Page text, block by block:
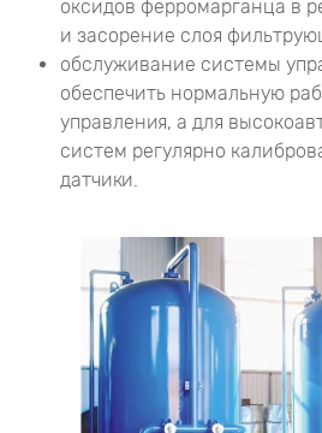
оксидов ферромарганца в
и засорение слоя
обслуживание системы
обеспечить нормальную
управления, а для
систем регулярно
датчики.